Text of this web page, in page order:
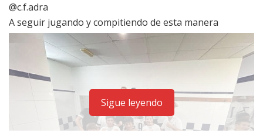
@c.f.adra
A seguir jugando y compitiendo de esta manera
Sigue leyendo